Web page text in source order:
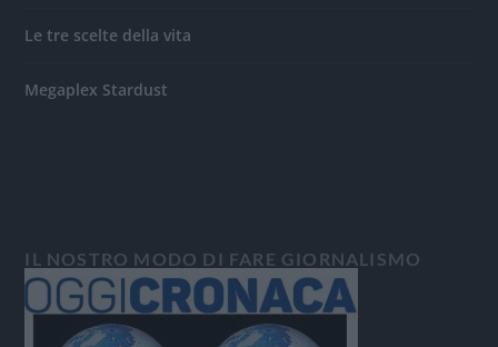
Le tre scelte della vita
Megaplex Stardust
IL NOSTRO MODO DI FARE GIORNALISMO